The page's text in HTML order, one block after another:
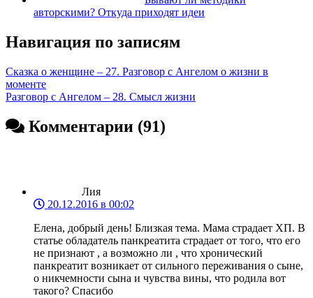
авторскими? Откуда приходят идеи
Навигация по записям
Сказка о женщине – 27. Разговор с Ангелом о жизни в
моменте
Разговор с Ангелом – 28. Смысл жизни
Комментарии (91)
Лия
20.12.2016 в 00:02
Елена, добрый день! Близкая тема. Мама страдает ХП. В
статье обладатель панкреатита страдает от того, что его
не признают , а возможно ли , что хронический
панкреатит возникает от сильного переживания о сыне,
о никчемности сына и чувства вины, что родила вот
такого? Спасибо